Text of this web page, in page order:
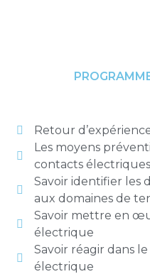
Retour
Les moyens
contacts électriques
Savoir identifier les
aux domaines de
Savoir mettre en
électrique
Savoir réagir dans
électrique